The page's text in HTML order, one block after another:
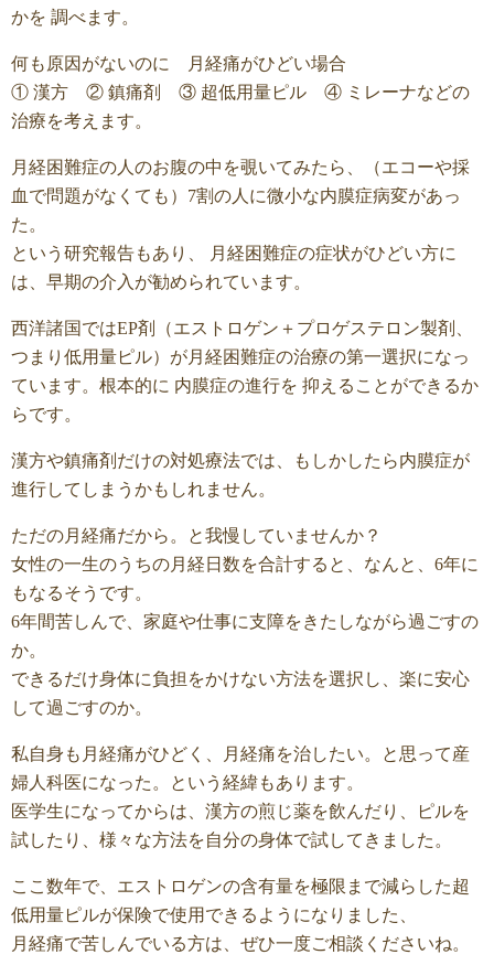
かを 調べます。
何も原因がないのに 月経痛がひどい場合
① 漢方 ② 鎮痛剤 ③ 超低用量ピル ④ ミレーナなどの
治療を考えます。
月経困難症の人のお腹の中を覗いてみたら、（エコーや採
血で問題がなくても）7割の人に微小な内膜症病変があっ
た。
という研究報告もあり、 月経困難症の症状がひどい方に
は、早期の介入が勧められています。
西洋諸国ではEP剤（エストロゲン＋プロゲステロン製剤、
つまり低用量ピル）が月経困難症の治療の第一選択になっ
ています。根本的に 内膜症の進行を 抑えることができるか
らです。
漢方や鎮痛剤だけの対処療法では、もしかしたら内膜症が
進行してしまうかもしれません。
ただの月経痛だから。と我慢していませんか？
女性の一生のうちの月経日数を合計すると、なんと、6年に
もなるそうです。
6年間苦しんで、家庭や仕事に支障をきたしながら過ごすの
か。
できるだけ身体に負担をかけない方法を選択し、楽に安心
して過ごすのか。
私自身も月経痛がひどく、月経痛を治したい。と思って産
婦人科医になった。という経緯もあります。
医学生になってからは、漢方の煎じ薬を飲んだり、ピルを
試したり、様々な方法を自分の身体で試してきました。
ここ数年で、エストロゲンの含有量を極限まで減らした超
低用量ピルが保険で使用できるようになりました、
月経痛で苦しんでいる方は、ぜひ一度ご相談くださいね。